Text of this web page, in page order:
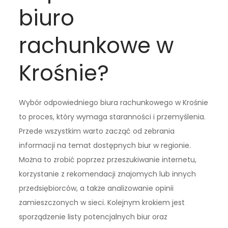
biuro
rachunkowe w
Krośnie?
Wybór odpowiedniego biura rachunkowego w Krośnie
to proces, który wymaga staranności i przemyślenia.
Przede wszystkim warto zacząć od zebrania
informacji na temat dostępnych biur w regionie.
Można to zrobić poprzez przeszukiwanie internetu,
korzystanie z rekomendacji znajomych lub innych
przedsiębiorców, a także analizowanie opinii
zamieszczonych w sieci. Kolejnym krokiem jest
sporządzenie listy potencjalnych biur oraz